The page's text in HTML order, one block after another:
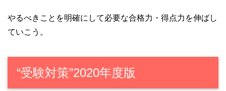
やるべきことを明確にして必要な合格力・得点力を伸ばし
ていこう。
“受験対策”2020年度版